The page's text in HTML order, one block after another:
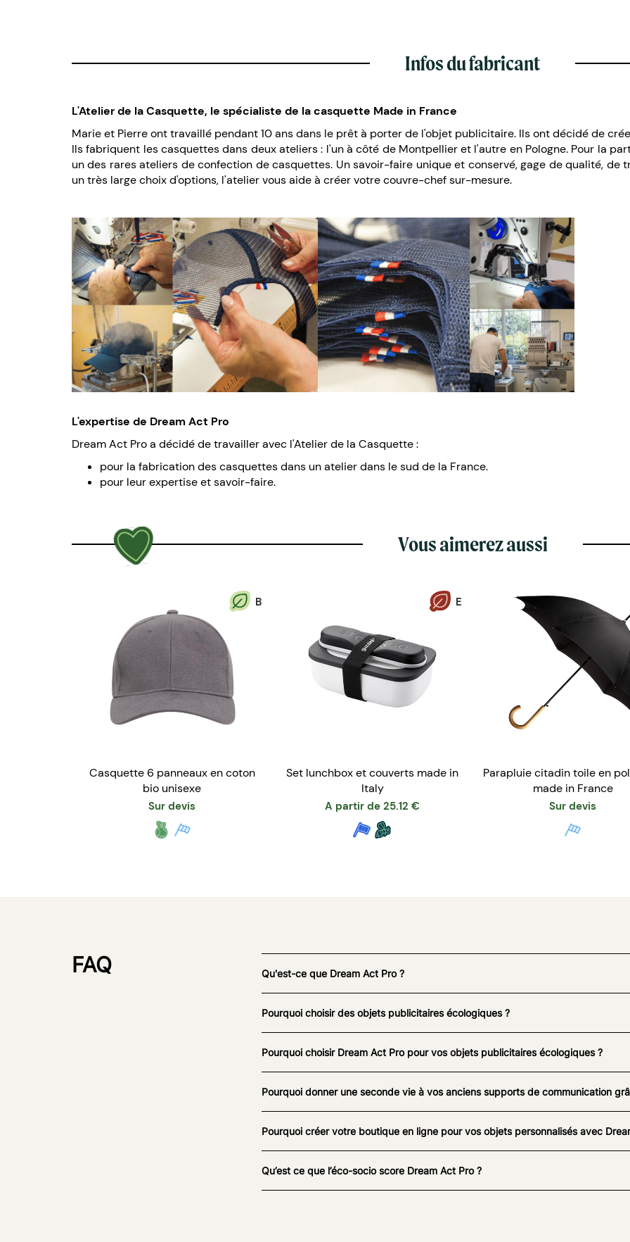
Infos du fabricant
L'Atelier de la Casquette, le spécialiste de la casquette Made in France
Marie et Pierre ont travaillé pendant 10 ans dans le prêt à porter de l'objet publicitaire. Ils ont décidé de
Ils fabriquent les casquettes dans deux ateliers : l'un à côté de Montpellier et l'autre en Pologne. Pour la
un des rares ateliers de confection de casquettes. Un savoir-faire unique et conservé, gage de qualité, de
un très large choix d'options, l'atelier vous aide à créer votre couvre-chef sur-mesure.
L'expertise de Dream Act Pro
Dream Act Pro a décidé de travailler avec l'Atelier de la Casquette :
pour la fabrication des casquettes dans un atelier dans le sud de la France.
pour leur expertise et savoir-faire.
Vous aimerez aussi
B
Casquette 6 panneaux en coton
bio unisexe
Sur devis
E
Set lunchbox et couverts made in
Italy
A partir de 25.12 €
Parapluie citadin toile en
made in France
Sur devis
FAQ Qu'est-ce que Dream Act Pro ?
Pourquoi choisir des objets publicitaires écologiques ?
Pourquoi choisir Dream Act Pro pour vos objets publicitaires écologiques ?
Pourquoi donner une seconde vie à vos anciens supports de communication
Pourquoi créer votre boutique en ligne pour vos objets personnalisés avec
Qu’est ce que l’éco-socio score Dream Act Pro ?